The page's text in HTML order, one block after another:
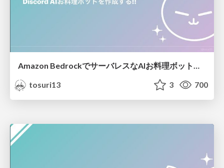
Amazon BedrockでサーバレスなAIお料理ボットを作成する!!
tosuri13
3 700